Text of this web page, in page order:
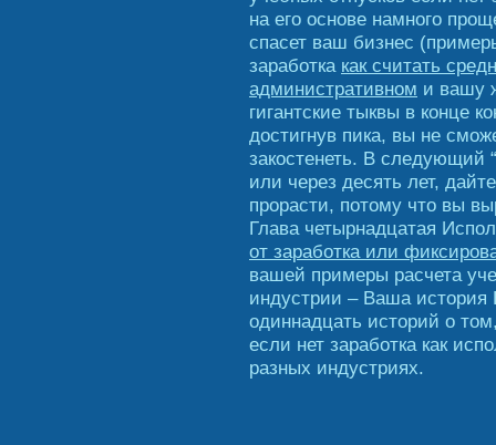
на его основе намного
спасет ваш бизнес
заработка как считать
административном и вашу
гигантские тыквы в конце
достигнув пика, вы не
закостенеть. В следующий
или через десять лет,
прорасти, потому что вы
Глава четырнадцатая
от заработка или
вашей примеры расчета
индустрии – Ваша история
одиннадцать историй о
если нет заработка как
разных индустриях.